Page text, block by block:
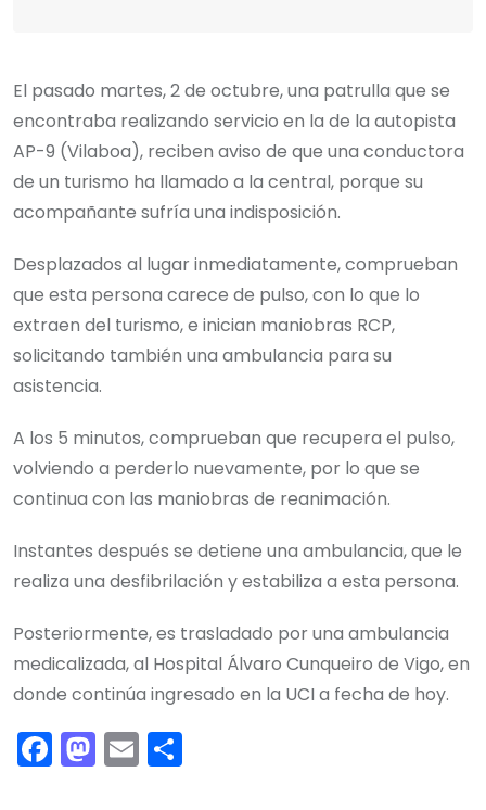
El pasado martes, 2 de octubre, una patrulla que se
encontraba realizando servicio en la de la autopista
AP-9 (Vilaboa), reciben aviso de que una conductora
de un turismo ha llamado a la central, porque su
acompañante sufría una indisposición.
Desplazados al lugar inmediatamente, comprueban
que esta persona carece de pulso, con lo que lo
extraen del turismo, e inician maniobras RCP,
solicitando también una ambulancia para su
asistencia.
A los 5 minutos, comprueban que recupera el pulso,
volviendo a perderlo nuevamente, por lo que se
continua con las maniobras de reanimación.
Instantes después se detiene una ambulancia, que le
realiza una desfibrilación y estabiliza a esta persona.
Posteriormente, es trasladado por una ambulancia
medicalizada, al Hospital Álvaro Cunqueiro de Vigo, en
donde continúa ingresado en la UCI a fecha de hoy.
F
a
M
a
E
m